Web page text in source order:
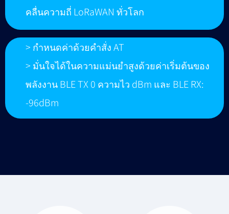
คลื่นความถี่ LoRaWAN ทั่วโลก
> กำหนดค่าด้วยคำสั่ง AT
> มั่นใจได้ในความแม่นยำสูงด้วยค่าเริ่มต้นของ
พลังงาน BLE TX 0 ความไว dBm และ BLE RX:
-96dBm